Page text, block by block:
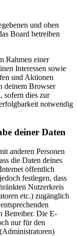
und oben
Board betreiben
Rahmen einer
Interessen sowie
und Aktionen
deinem Browser
sofern dies zur
notwendig
deiner Daten
anderen Personen
die Daten deines
öffentlich
festlegen, dass
Nutzerkreis
etc.) zugänglich
Betreiber. Die E-
nur für den